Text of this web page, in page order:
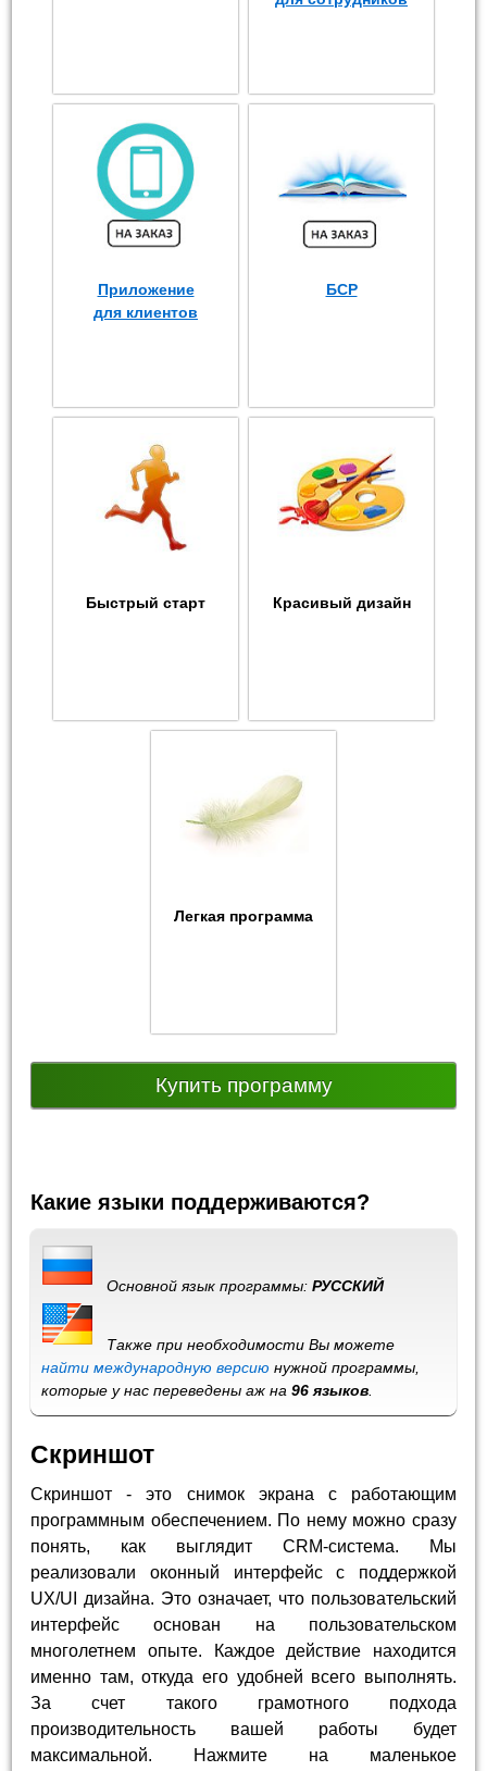
Приложение
для клиентов
БСР
Быстрый старт Красивый дизайн
Легкая программа
Купить программу
Какие языки поддерживаются?
Основной язык программы:РУССКИЙ
Также при необходимости Вы можете
найти международную версию нужной программы,
которые у нас переведены аж на96 языков
Скриншот
Скриншот - это снимок экрана с работающим
программным обеспечением. По нему можно сразу
понять, как выглядит CRM-система. Мы
реализовали оконный интерфейс с поддержкой
UX/UI дизайна. Это означает, что пользовательский
интерфейс основан на пользовательском
многолетнем опыте. Каждое действие находится
именно там, откуда его удобней всего выполнять.
За счет такого грамотного подхода
производительность вашей работы будет
максимальной. Нажмите на маленькое